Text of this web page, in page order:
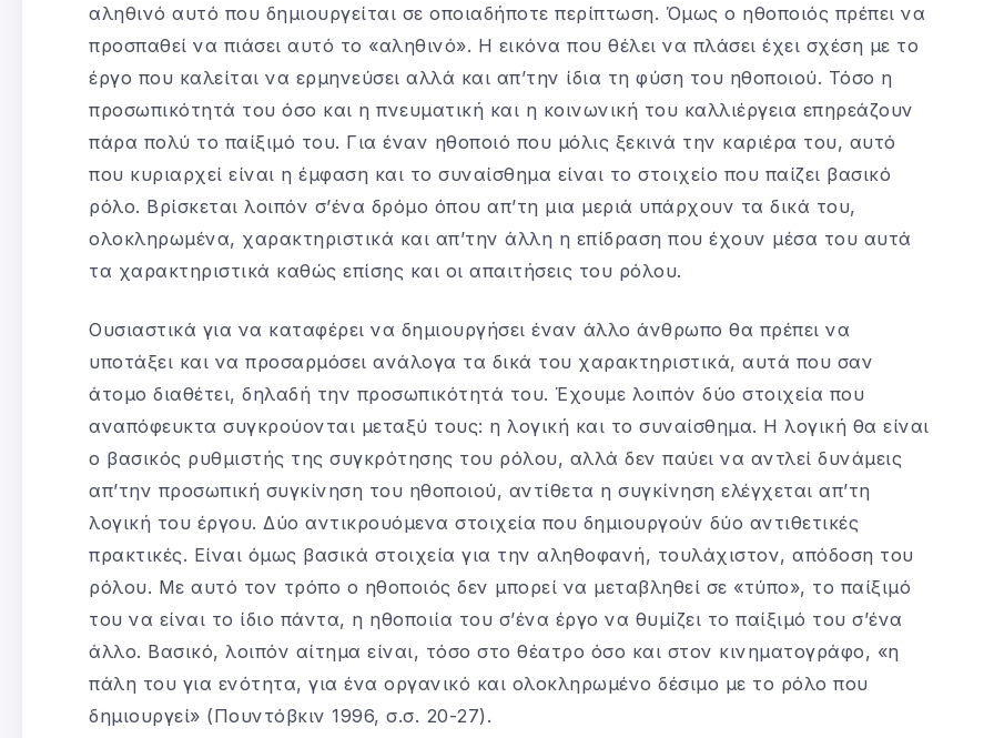
αληθινό αυτό που δημιουργείται σε οποιαδήποτε περίπτωση. Όμως ο ηθοποιός πρέπει να
προσπαθεί να πιάσει αυτό το «αληθινό». Η εικόνα που θέλει να πλάσει έχει σχέση με το
έργο που καλείται να ερμηνεύσει αλλά και απ’την ίδια τη φύση του ηθοποιού. Τόσο η
προσωπικότητά του όσο και η πνευματική και η κοινωνική του καλλιέργεια επηρεάζουν
πάρα πολύ το παίξιμό του. Για έναν ηθοποιό που μόλις ξεκινά την καριέρα του, αυτό
που κυριαρχεί είναι η έμφαση και το συναίσθημα είναι το στοιχείο που παίζει βασικό
ρόλο. Βρίσκεται λοιπόν σ’ένα δρόμο όπου απ’τη μια μεριά υπάρχουν τα δικά του,
ολοκληρωμένα, χαρακτηριστικά και απ’την άλλη η επίδραση που έχουν μέσα του αυτά
τα χαρακτηριστικά καθώς επίσης και οι απαιτήσεις του ρόλου.
Ουσιαστικά για να καταφέρει να δημιουργήσει έναν άλλο άνθρωπο θα πρέπει να
υποτάξει και να προσαρμόσει ανάλογα τα δικά του χαρακτηριστικά, αυτά που σαν
άτομο διαθέτει, δηλαδή την προσωπικότητά του. Έχουμε λοιπόν δύο στοιχεία που
αναπόφευκτα συγκρούονται μεταξύ τους: η λογική και το συναίσθημα. Η λογική θα είναι
ο βασικός ρυθμιστής της συγκρότησης του ρόλου, αλλά δεν παύει να αντλεί δυνάμεις
απ’την προσωπική συγκίνηση του ηθοποιού, αντίθετα η συγκίνηση ελέγχεται απ’τη
λογική του έργου. Δύο αντικρουόμενα στοιχεία που δημιουργούν δύο αντιθετικές
πρακτικές. Είναι όμως βασικά στοιχεία για την αληθοφανή, τουλάχιστον, απόδοση του
ρόλου. Με αυτό τον τρόπο ο ηθοποιός δεν μπορεί να μεταβληθεί σε «τύπο», το παίξιμό
του να είναι το ίδιο πάντα, η ηθοποιία του σ’ένα έργο να θυμίζει το παίξιμό του σ’ένα
άλλο. Βασικό, λοιπόν αίτημα είναι, τόσο στο θέατρο όσο και στον κινηματογράφο, «η
πάλη του για ενότητα, για ένα οργανικό και ολοκληρωμένο δέσιμο με το ρόλο που
δημιουργεί» (Πουντόβκιν 1996, σ.σ. 20-27).